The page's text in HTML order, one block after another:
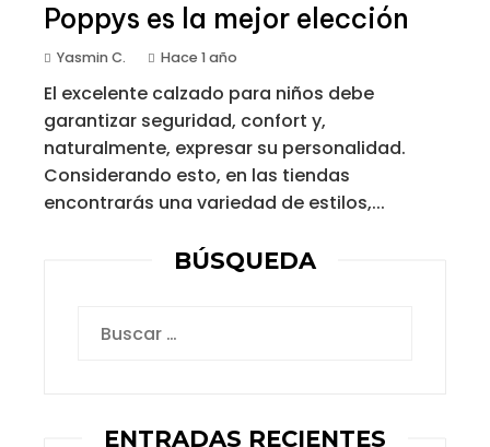
Poppys es la mejor elección
Yasmin C. Hace 1 año
El excelente calzado para niños debe
garantizar seguridad, confort y,
naturalmente, expresar su personalidad.
Considerando esto, en las tiendas
encontrarás una variedad de estilos,...
BÚSQUEDA
ENTRADAS RECIENTES